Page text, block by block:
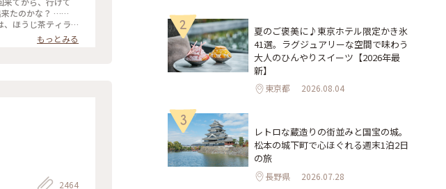
のかな？ ……
……？？ほうじ茶だ
もっとみる
2464
2
夏のご褒美に♪東京ホテル限定かき氷
41選。ラグジュアリーな空間で味わう
大人のひんやりスイーツ【2026年最
新】
東京都 2026.08.04
3
レトロな蔵造りの街並みと国宝の城。
松本の城下町で心ほぐれる週末1泊2日
の旅
長野県 2026.07.28